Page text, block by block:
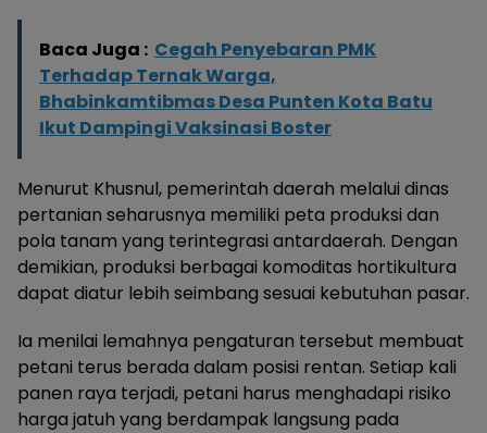
Baca Juga : Cegah Penyebaran PMK
Terhadap Ternak Warga,
Bhabinkamtibmas Desa Punten Kota Batu
Ikut Dampingi Vaksinasi Boster
Menurut Khusnul, pemerintah daerah melalui dinas
pertanian seharusnya memiliki peta produksi dan
pola tanam yang terintegrasi antardaerah. Dengan
demikian, produksi berbagai komoditas hortikultura
dapat diatur lebih seimbang sesuai kebutuhan pasar.
Ia menilai lemahnya pengaturan tersebut membuat
petani terus berada dalam posisi rentan. Setiap kali
panen raya terjadi, petani harus menghadapi risiko
harga jatuh yang berdampak langsung pada